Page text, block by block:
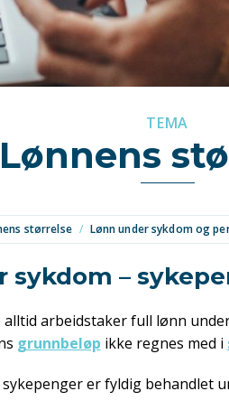
TEMA
Lønnens
størrelse / Lønn under sykdom og
sykdom –
alltid arbeidstaker full lønn
grunnbeløp ikke regnes med i
er fyldig behandlet